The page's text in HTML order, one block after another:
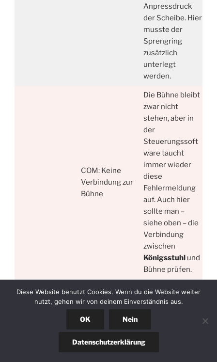
Anpressdruck
der Scheibe. Hier
musste der
Sprengring
zusätzlich
unterlegt
werden.
COM: Keine
Verbindung zur
Bühne
Die Bühne bleibt
zwar nicht
stehen, aber in
der
Steuerungssoft
ware taucht
immer wieder
diese
Fehlermeldung
auf. Auch hier
sollte man –
siehe oben – die
Verbindung
zwischen
Königsstuhl und
Bühne prüfen.
Leider verkantet
die Bühne
manchmal. Das
daran, das bei
manueller
Diese Website benutzt Cookies. Wenn du die Website weiter
nutzt, gehen wir von deinem Einverständnis aus.
OK Nein
Datenschutzerklärung